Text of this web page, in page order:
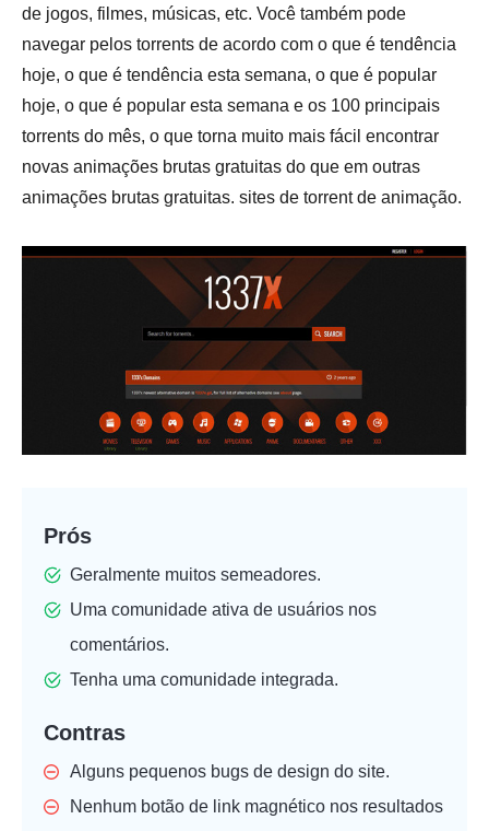
de jogos, filmes, músicas, etc. Você também pode
navegar pelos torrents de acordo com o que é tendência
hoje, o que é tendência esta semana, o que é popular
hoje, o que é popular esta semana e os 100 principais
torrents do mês, o que torna muito mais fácil encontrar
novas animações brutas gratuitas do que em outras
animações brutas gratuitas. sites de torrent de animação.
Prós
Geralmente muitos semeadores.
Uma comunidade ativa de usuários nos
comentários.
Tenha uma comunidade integrada.
Contras
Alguns pequenos bugs de design do site.
Nenhum botão de link magnético nos resultados